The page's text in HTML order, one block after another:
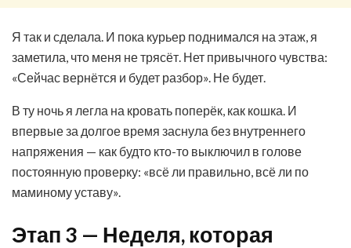
Я так и сделала. И пока курьер поднимался на этаж, я
заметила, что меня не трясёт. Нет привычного чувства:
«Сейчас вернётся и будет разбор». Не будет.
В ту ночь я легла на кровать поперёк, как кошка. И
впервые за долгое время заснула без внутреннего
напряжения — как будто кто-то выключил в голове
постоянную проверку: «всё ли правильно, всё ли по
маминому уставу».
Этап 3 — Неделя, которая